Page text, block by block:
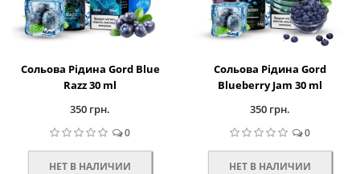
Сольова Рідина Gord Blue
Razz 30 ml
350 грн.
0
НЕТ В НАЛИЧИИ
Сольова Рідина Gord
Blueberry Jam 30 ml
350 грн.
0
НЕТ В НАЛИЧИИ